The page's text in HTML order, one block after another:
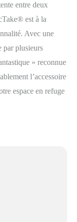
entre deux
est à la
Avec une
par plusieurs
» reconnue
l’accessoire
espace en refuge